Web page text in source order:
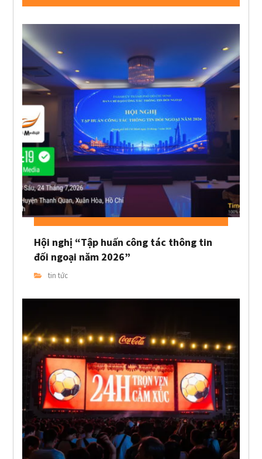
Hội nghị “Tập huấn công tác thông tin
đối ngoại năm 2026”
tin tức